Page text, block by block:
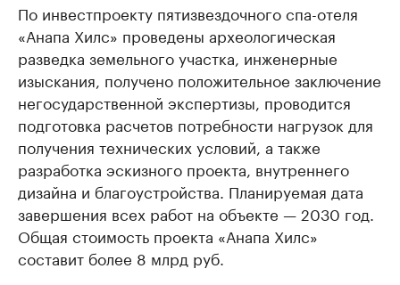
По инвестпроекту пятизвездочного спа-отеля
«Анапа Хилс» проведены археологическая
разведка земельного участка, инженерные
изыскания, получено положительное заключение
негосударственной экспертизы, проводится
подготовка расчетов потребности нагрузок для
получения технических условий, а также
разработка эскизного проекта, внутреннего
дизайна и благоустройства. Планируемая дата
завершения всех работ на объекте — 2030 год.
Общая стоимость проекта «Анапа Хилс»
составит более 8 млрд руб.